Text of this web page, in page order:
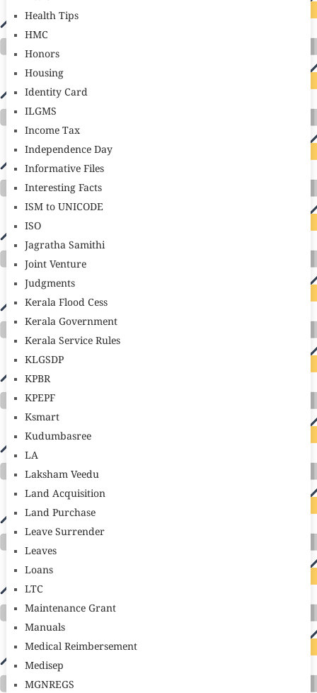
Health Tips
HMC
Honors
Housing
Identity Card
ILGMS
Income Tax
Independence Day
Informative Files
Interesting Facts
ISM to UNICODE
ISO
Jagratha Samithi
Joint Venture
Judgments
Kerala Flood Cess
Kerala Government
Kerala Service Rules
KLGSDP
KPBR
KPEPF
Ksmart
Kudumbasree
LA
Laksham Veedu
Land Acquisition
Land Purchase
Leave Surrender
Leaves
Loans
LTC
Maintenance Grant
Manuals
Medical Reimbersement
Medisep
MGNREGS